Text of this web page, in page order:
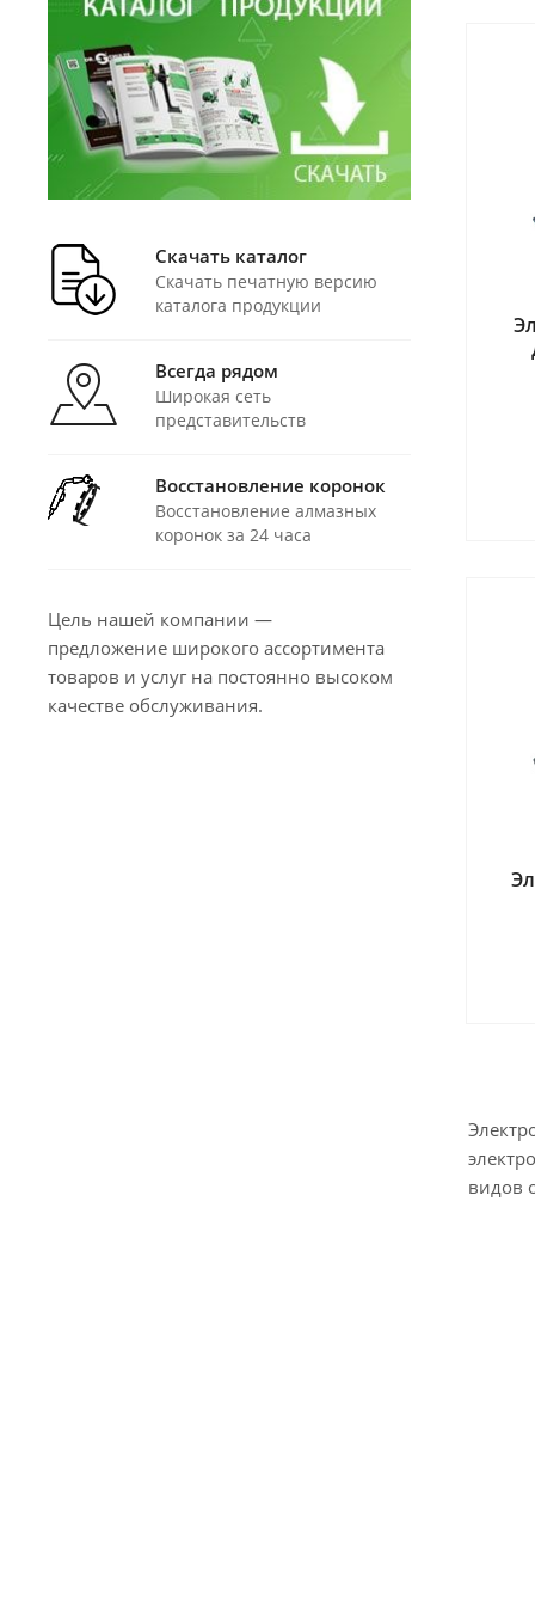
видов
Скачать каталог
Скачать печатную версию
каталога продукции
Всегда рядом
Широкая сеть
представительств
Восстановление коронок
Восстановление алмазных
коронок за 24 часа
Цель нашей компании —
предложение широкого ассортимента
товаров и услуг на постоянно высоком
качестве обслуживания.